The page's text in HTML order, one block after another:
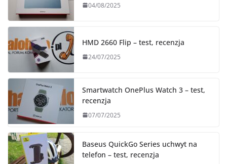
04/08/2025
HMD 2660 Flip – test, recenzja
24/07/2025
Smartwatch OnePlus Watch 3 – test,
recenzja
07/07/2025
Baseus QuickGo Series uchwyt na
telefon – test, recenzja